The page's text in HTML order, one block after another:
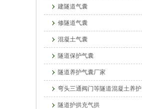
建隧道气囊
修隧道气囊
混凝土气囊
隧道保护气囊
隧道养护气囊厂家
弯头三通阀门等隧道混凝土养护
隧道护拱充气拱